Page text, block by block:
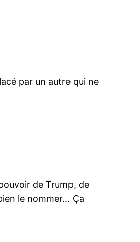
par un autre qui ne
de Trump, de
le nommer… Ça